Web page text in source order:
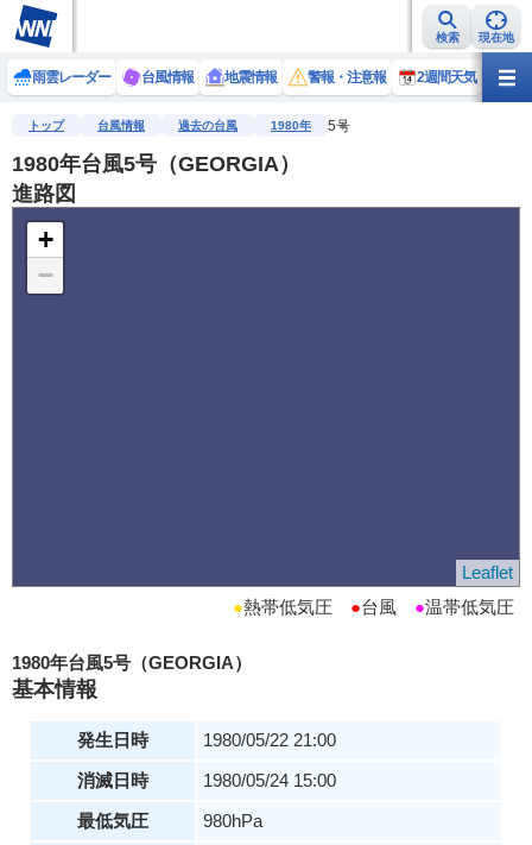
検索 現在地
雨雲レーダー 台風情報 地震情報 警報・注意報 2週間天気 ラ
トップ 台風情報 過去の台風 1980年 5号
1980年台風5号（GEORGIA）
進路図
+
−
Leaflet
●熱帯低気圧 ●台風 ●温帯低気圧
1980年台風5号（GEORGIA）
基本情報
発生日時
1980/05/22 21:00
消滅日時
1980/05/24 15:00
最低気圧
980hPa